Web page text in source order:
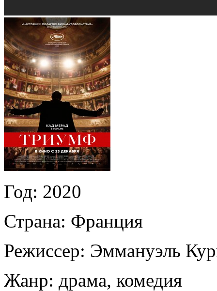
Год: 2020
Страна: Франция
Режиссер: Эммануэль
Жанр: драма, комедия